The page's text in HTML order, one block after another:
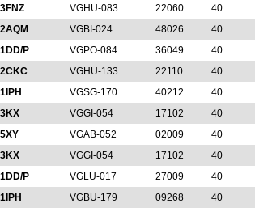
VGHU-083 22060 40
VGBI-024 48026 40
P
VGPO-084 36049 40
VGHU-133 22110 40
VGSG-170 40212 40
VGGI-054 17102 40
VGAB-052 02009 40
VGGI-054 17102 40
P
VGLU-017 27009 40
VGBU-179 09268 40